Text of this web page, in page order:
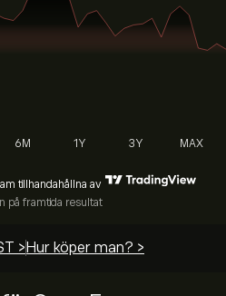
6M 1Y 3Y MAX
tillhandahållna av
på framtida resultat
> Hur köper man? >